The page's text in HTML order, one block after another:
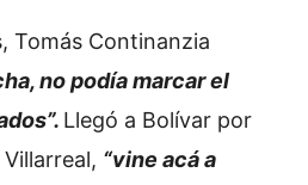
Tomás Continanzia
no podía marcar el
Llegó a Bolívar por
“vine acá a